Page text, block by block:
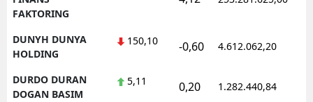
FAKTORING
DUNYH DUNYA
HOLDING
150,10 -0,60 4.612.062,20
DURDO DURAN
DOGAN BASIM
5,11 0,20 1.282.440,84